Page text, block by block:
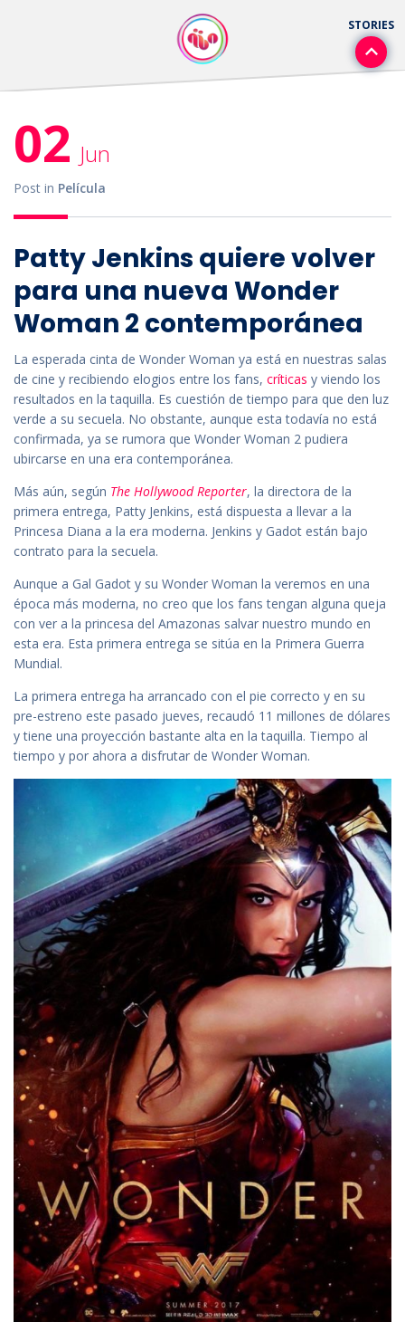
02 Jun
Post in Película
Patty Jenkins quiere volver
para una nueva Wonder
Woman 2 contemporánea
La esperada cinta de Wonder Woman ya está en nuestras salas
de cine y recibiendo elogios entre los fans, críticas y viendo los
resultados en la taquilla. Es cuestión de tiempo para que den luz
verde a su secuela. No obstante, aunque esta todavía no está
confirmada, ya se rumora que Wonder Woman 2 pudiera
ubircarse en una era contemporánea.
Más aún, según The Hollywood Reporter, la directora de la
primera entrega, Patty Jenkins, está dispuesta a llevar a la
Princesa Diana a la era moderna. Jenkins y Gadot están bajo
contrato para la secuela.
Aunque a Gal Gadot y su Wonder Woman la veremos en una
época más moderna, no creo que los fans tengan alguna queja
con ver a la princesa del Amazonas salvar nuestro mundo en
esta era. Esta primera entrega se sitúa en la Primera Guerra
Mundial.
La primera entrega ha arrancado con el pie correcto y en su
pre-estreno este pasado jueves, recaudó 11 millones de dólares
y tiene una proyección bastante alta en la taquilla. Tiempo al
tiempo y por ahora a disfrutar de Wonder Woman.